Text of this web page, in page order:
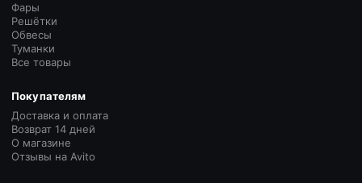
Фары
Решётки
Обвесы
Туманки
Все товары
Покупателям
Доставка и оплата
Возврат 14 дней
О магазине
Отзывы на Avito